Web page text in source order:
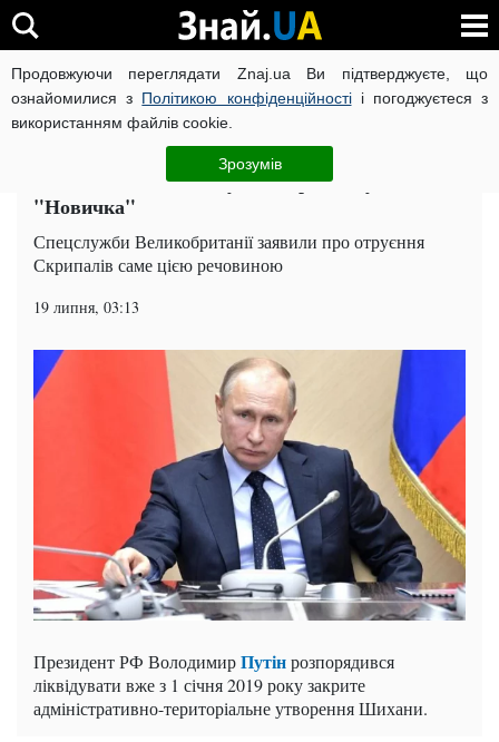
Продовжуючи переглядати Znaj.ua Ви підтверджуєте, що
ознайомилися з Політикою конфіденційностіі погоджуєтеся з
використанням файлів cookie.
Зрозумів
ВІЙНА РОСІЇ ПРОТИ УКРАЇНИ КОРОНАВІРУС В УКРАЇНІ
ЧИТАТЬ НА РУССКОМ
Гаага вже близько: Путін закрив базу
"Новичка"
Спецслужби Великобританії заявили про отруєння
Скрипалів саме цією речовиною
19 липня, 03:13
Президент РФ ВолодимирПутінрозпорядився
ліквідувати вже з 1 січня 2019 року закрите
адміністративно-територіальне утворення Шихани.